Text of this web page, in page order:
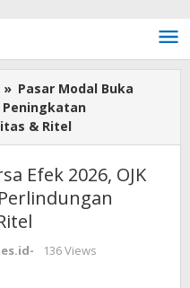
» Pasar Modal Buka
Peningkatan
& Ritel
Efek 2026, OJK
-
136 Views